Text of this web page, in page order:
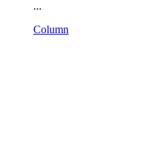
...
Column